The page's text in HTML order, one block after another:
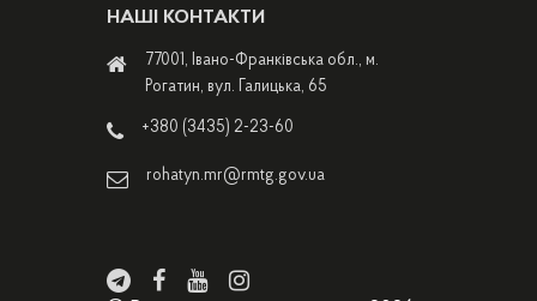
НАШІ КОНТАКТИ
77001, Івано-Франківська обл., м.
Рогатин, вул. Галицька, 65
+380 (3435) 2-23-60
rohatyn.mr@rmtg.gov.ua